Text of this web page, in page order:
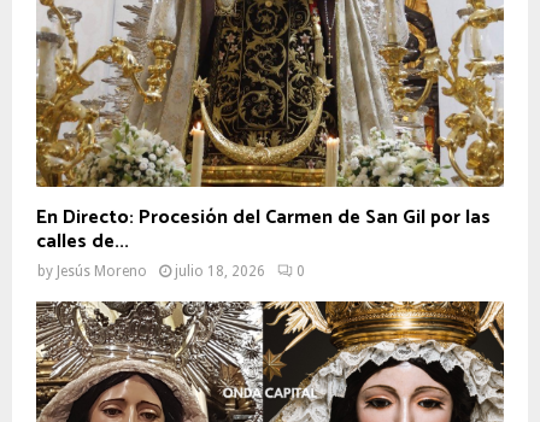
En Directo: Procesión del Carmen de San Gil por las
calles de...
by Jesús Moreno julio 18, 2026 0